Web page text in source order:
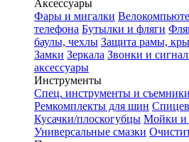
Аксессуары
Фары и мигалки
телефона Бутылки и фляги
баулы, чехлы Защита рамы,
Замки Зеркала Звонки и
аксессуары
Инструменты
Спец. инструменты и съемники
Ремкомплекты для шин
Кусачки/плоскогубцы Мойки и
Универсальные смазки